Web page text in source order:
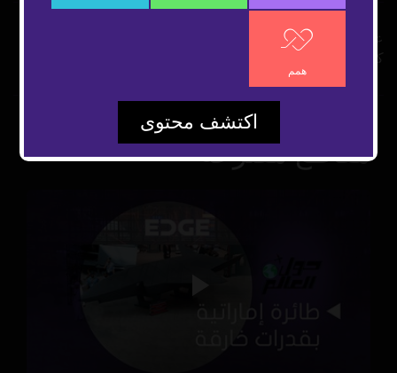
على طريقة المعابد الفرعونية.. ظاهرة فلكية تحدث سنوياً في
كنيسة مصرية أثرية، شاهد عراقة العمارة القبطية الأثرية.
مقاطع مقترحة
همم
اكتشف محتوى